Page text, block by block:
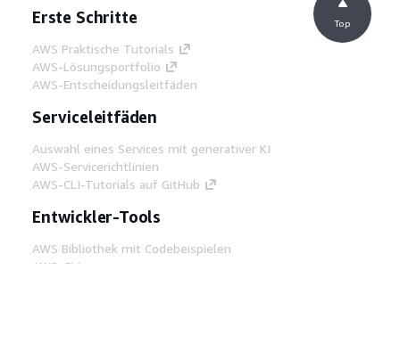
Erste Schritte
AWS Praktische Tutorials
AWS-Lösungsportfolio
AWS-Entscheidungsleitfäden
Serviceleitfäden
Auswahl eines Services mit generativer KI
AWS-Servicerichtlinien
AWS-CLI-Tutorials auf GitHub
Entwickler-Tools
AWS Bibliothek mit Codebeispielen
AWS-CLI
Top